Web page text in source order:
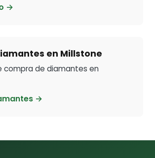
→
en Millstone
compra de diamantes en
→